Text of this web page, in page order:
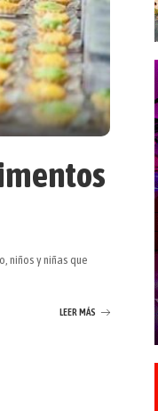
niños y niñas que
LEER MÁS